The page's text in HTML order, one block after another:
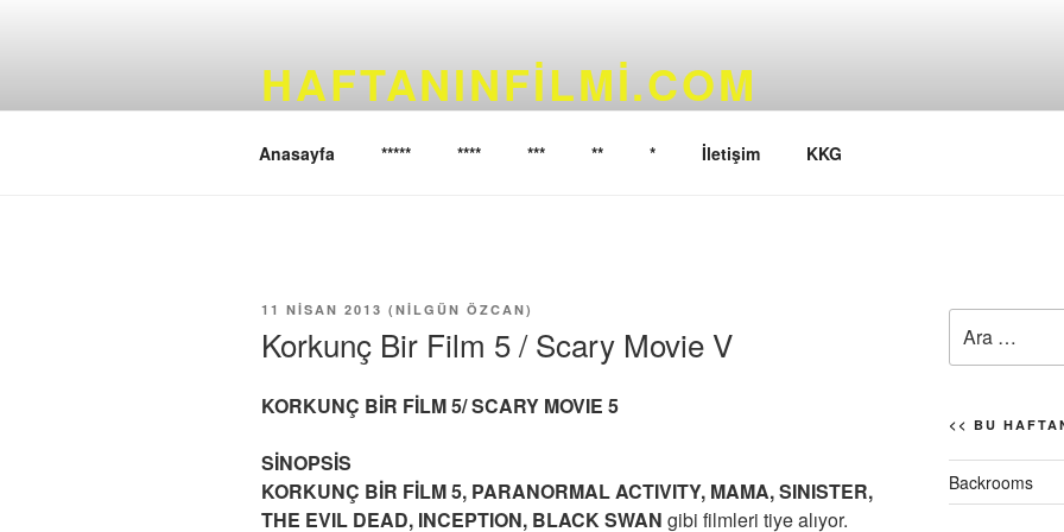
HAFTANINFILMI.COM
Anasayfa ***** **** *** ** * İletişim KKG
YAYIM
11 NISAN 2013 ( NILGÜN ÖZCAN)
Korkunç Bir Film 5 / Scary Movie V
KORKUNÇ BİR FİLM 5/ SCARY MOVIE 5
SİNOPSİS
KORKUNÇ BİR FİLM 5, PARANORMAL ACTIVITY, MAMA, SINISTER,
THE EVIL DEAD, INCEPTION, BLACK SWAN gibi filmleri tiye alıyor.
<< BU
Backrooms